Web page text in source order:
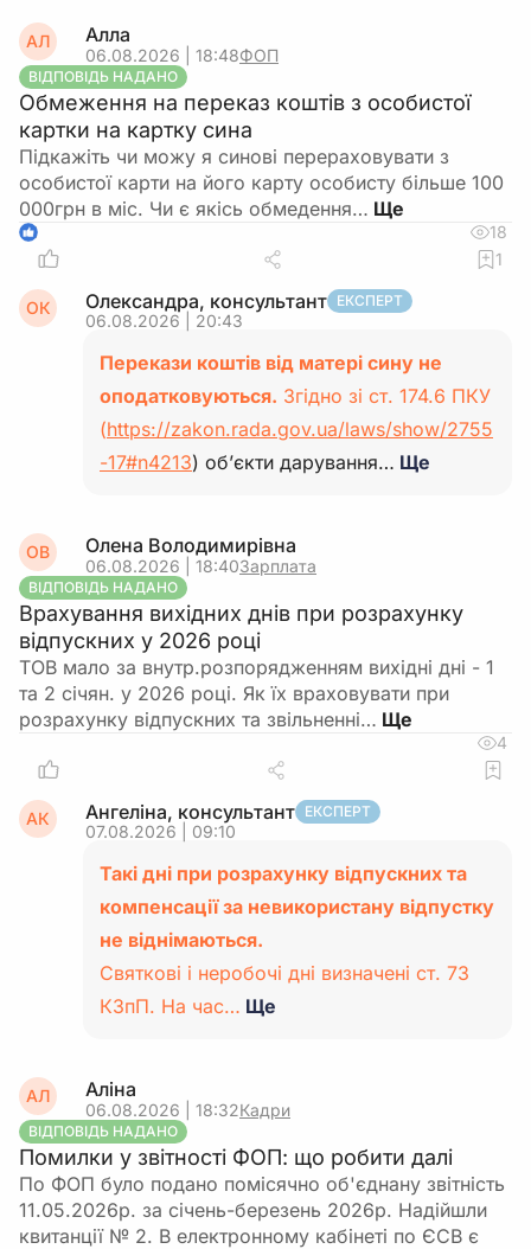
АЛ Алла
06.08.2026 | 18:48ФОП
ВІДПОВІДЬ НАДАНО
Обмеження на переказ коштів з особистої
картки на картку сина
Підкажіть чи можу я синові перераховувати з
особистої карти на його карту особисту більше 100
000грн в міс. Чи є якісь обмедення…
1
18
1
ОК Олександра, консультант ЕКСПЕРТ
06.08.2026 | 20:43
Перекази коштів від матері сину не
оподатковуються. Згідно зі ст. 174.6 ПКУ
(https://zakon.rada.gov.ua/laws/show/2755
-17#n4213) об’єкти дарування… Ще
ОВ Олена Володимирівна
06.08.2026 | 18:40Зарплата
ВІДПОВІДЬ НАДАНО
Врахування вихідних днів при розрахунку
відпускних у 2026 році
ТОВ мало за внутр.розпорядженням вихідні дні - 1
та 2 січян. у 2026 році. Як їх враховувати при
розрахунку відпускних та звільненні…
4
АК Ангеліна, консультант ЕКСПЕРТ
07.08.2026 | 09:10
Такі дні при розрахунку відпускних та
компенсації за невикористану відпустку
не віднімаються.
Святкові і неробочі дні визначені ст. 73
КЗпП. На час… Ще
АЛ Аліна
06.08.2026 | 18:32Кадри
ВІДПОВІДЬ НАДАНО
Помилки у звітності ФОП: що робити далі
По ФОП було подано помісячно об'єднану звітність
11.05.2026р. за січень-березень 2026р. Надійшли
квитанції № 2. В електронному кабінеті по ЄСВ є